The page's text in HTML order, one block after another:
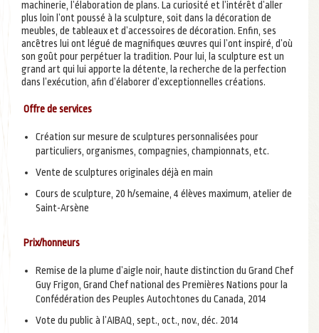
machinerie, l’élaboration de plans. La curiosité et l’intérêt d’aller
plus loin l’ont poussé à la sculpture, soit dans la décoration de
meubles, de tableaux et d’accessoires de décoration. Enfin, ses
ancêtres lui ont légué de magnifiques œuvres qui l’ont inspiré, d’où
son goût pour perpétuer la tradition. Pour lui, la sculpture est un
grand art qui lui apporte la détente, la recherche de la perfection
dans l’exécution, afin d’élaborer d’exceptionnelles créations.
Offre de services
Création sur mesure de sculptures personnalisées pour
particuliers, organismes, compagnies, championnats, etc.
Vente de sculptures originales déjà en main
Cours de sculpture, 20 h/semaine, 4 élèves maximum, atelier de
Saint-Arsène
Prix/honneurs
Remise de la plume d’aigle noir, haute distinction du Grand Chef
Guy Frigon, Grand Chef national des Premières Nations pour la
Confédération des Peuples Autochtones du Canada, 2014
Vote du public à l’AIBAQ, sept., oct., nov., déc. 2014